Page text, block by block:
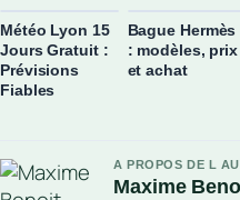
Météo Lyon 15
Jours Gratuit :
Prévisions
Fiables
Bague Hermès
: modèles, prix
et achat
A PROPOS DE L
Maxime